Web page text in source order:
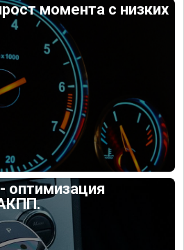
момента с низких
оптимизация